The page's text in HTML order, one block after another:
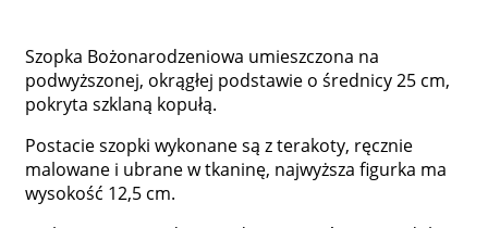
Szopka Bożonarodzeniowa umieszczona na
podwyższonej, okrągłej podstawie o średnicy 25 cm,
pokryta szklaną kopułą.
Postacie szopki wykonane są z terakoty, ręcznie
malowane i ubrane w tkaninę, najwyższa figurka ma
wysokość 12,5 cm.